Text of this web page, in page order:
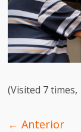
(Visited 7
← Anterior